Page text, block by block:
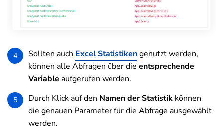
4 Sollten auch Excel Statistikengenutzt werden,
können alle Abfragen über die entsprechende
Variable aufgerufen werden.
5 Durch Klick auf den Namen der Statistik können
die genauen Parameter für die Abfrage ausgewählt
werden.